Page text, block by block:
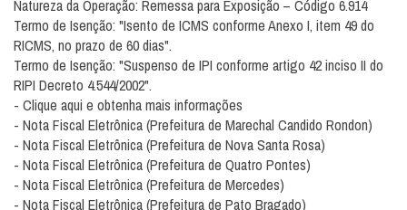
Natureza da Operação: Remessa para Exposição – Código 6.914
Termo de Isenção: "Isento de ICMS conforme Anexo I, item 49 do
RICMS, no prazo de 60 dias".
Termo de Isenção: "Suspenso de IPI conforme artigo 42 inciso II do
RIPI Decreto 4.544/2002".
- Clique aqui e obtenha mais informações
- Nota Fiscal Eletrônica (Prefeitura de Marechal Candido Rondon)
- Nota Fiscal Eletrônica (Prefeitura de Nova Santa Rosa)
- Nota Fiscal Eletrônica (Prefeitura de Quatro Pontes)
- Nota Fiscal Eletrônica (Prefeitura de Mercedes)
- Nota Fiscal Eletrônica (Prefeitura de Pato Bragado)